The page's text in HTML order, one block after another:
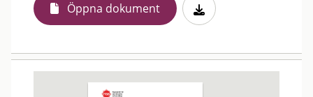
Öppna dokument